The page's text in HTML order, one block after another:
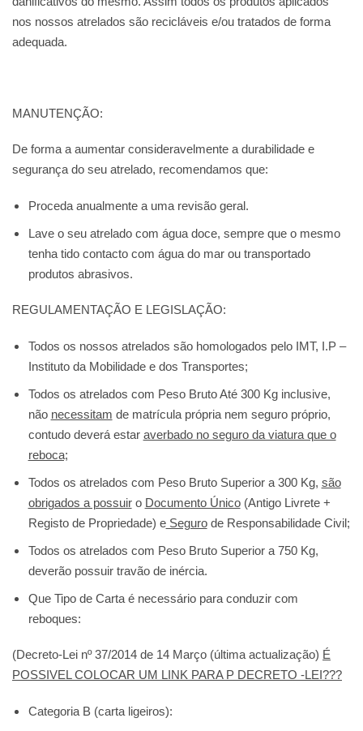
nos nossos atrelados são recicláveis e/ou tratados de forma
adequada.
MANUTENÇÃO:
De forma a aumentar consideravelmente a durabilidade e
segurança do seu atrelado, recomendamos que:
Proceda anualmente a uma revisão geral.
Lave o seu atrelado com água doce, sempre que o mesmo
tenha tido contacto com água do mar ou transportado
produtos abrasivos.
REGULAMENTAÇÃO E LEGISLAÇÃO:
Todos os nossos atrelados são homologados pelo IMT, I.P –
Instituto da Mobilidade e dos Transportes;
Todos os atrelados com Peso BrutoAté 300 Kg inclusive,
não necessitam de matrícula própria nem seguro próprio,
contudo deverá estar averbado no seguro da viatura que o
reboca;
Todos os atrelados com Peso Bruto Superior a 300 Kg, são
obrigados a possuiro Documento Único(Antigo Livrete +
Registo de Propriedade) eSegurode Responsabilidade Civil;
Todos os atrelados com Peso Bruto Superior a 750 Kg,
deverão possuir travão de inércia.
Que Tipo de Cartaé necessário para conduzir com
reboques:
(Decreto-Lei nº 37/2014 de 14 Março (última actualização) É
POSSIVEL COLOCAR UM LINK PARA P DECRETO -LEI???
Categoria B (carta ligeiros):